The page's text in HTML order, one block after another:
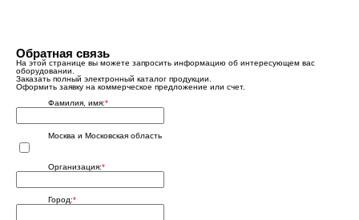
Обратная связь
На этой странице вы можете запросить информацию об интересующем вас
оборудовании.
Заказать полный электронный каталог продукции.
Оформить заявку на коммерческое предложение или счет.
Фамилия, имя:*
Москва и Московская область
Организация:*
Город:*